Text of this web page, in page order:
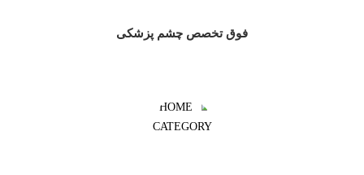
فوق تخصص چشم پزشکی